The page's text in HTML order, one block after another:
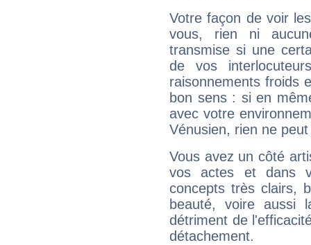
Votre façon de voir
vous, rien ni
transmise si une
de vos
raisonnements froids
bon sens : si en
avec votre
Vénusien, rien ne
Vous avez un côté
vos actes et dans
concepts très clairs,
beauté, voire aussi
détriment de
détachement.